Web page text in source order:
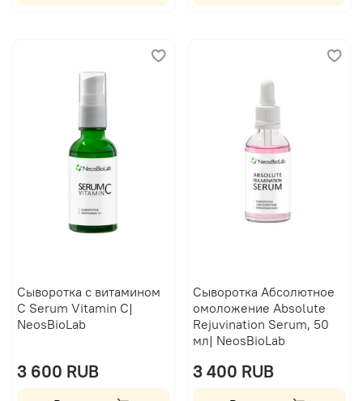
Сыворотка с витамином
С Serum Vitamin C|
NeosBioLab
3 600 RUB
Сыворотка Абсолютное
омоложение Absolute
Rejuvination Serum, 50
мл| NeosBioLab
3 400 RUB